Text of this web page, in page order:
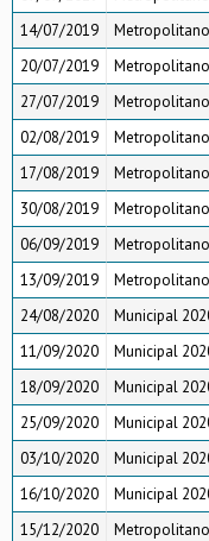
14/07/2019
20/07/2019
27/07/2019
02/08/2019
17/08/2019
30/08/2019
06/09/2019
13/09/2019
24/08/2020
Municipal
11/09/2020
Municipal
18/09/2020
Municipal
25/09/2020
Municipal
03/10/2020
Municipal
16/10/2020
Municipal
15/12/2020